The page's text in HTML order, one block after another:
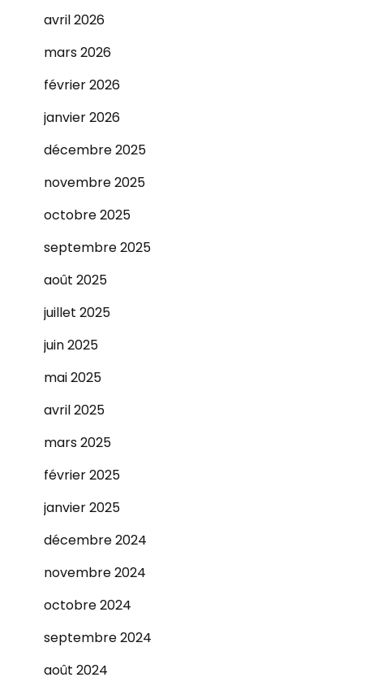
avril 2026
mars 2026
février 2026
janvier 2026
décembre 2025
novembre 2025
octobre 2025
septembre 2025
août 2025
juillet 2025
juin 2025
mai 2025
avril 2025
mars 2025
février 2025
janvier 2025
décembre 2024
novembre 2024
octobre 2024
septembre 2024
août 2024